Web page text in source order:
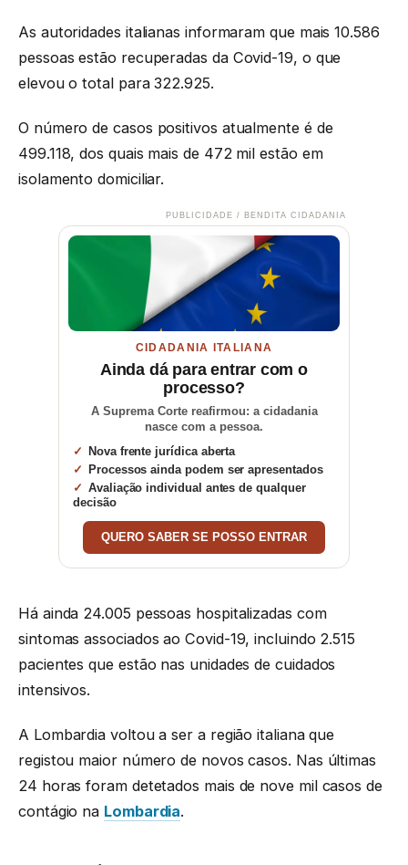
As autoridades italianas informaram que mais 10.586
pessoas estão recuperadas da Covid-19, o que
elevou o total para 322.925.
O número de casos positivos atualmente é de
499.118, dos quais mais de 472 mil estão em
isolamento domiciliar.
PUBLICIDADE / BENDITA CIDADANIA
CIDADANIA ITALIANA
Ainda dá para entrar com o
processo?
A Suprema Corte reafirmou: a cidadania
nasce com a pessoa.
Nova frente jurídica aberta
Processos ainda podem ser apresentados
Avaliação individual antes de qualquer
decisão
QUERO SABER SE POSSO ENTRAR
Há ainda 24.005 pessoas hospitalizadas com
sintomas associados ao Covid-19, incluindo 2.515
pacientes que estão nas unidades de cuidados
intensivos.
A Lombardia voltou a ser a região italiana que
registou maior número de novos casos. Nas últimas
24 horas foram detetados mais de nove mil casos de
contágio na Lombardia.